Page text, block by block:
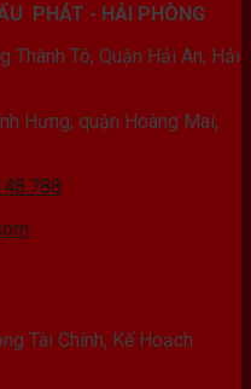
PHÁT - HẢI PHÒNG
Tô, Quận Hải An, Hải
Hưng, quận Hoàng Mai,
Tài Chính, Kế Hoạch